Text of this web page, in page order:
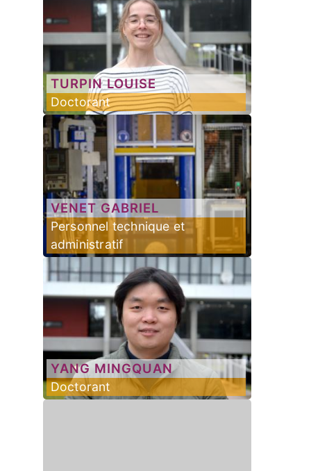
TURPIN LOUISE
Doctorant
VENET GABRIEL
Personnel technique et
administratif
YANG MINGQUAN
Doctorant